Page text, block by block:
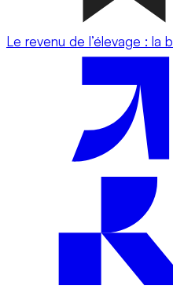
Le revenu de l’élevage : la